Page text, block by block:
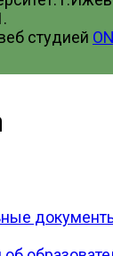
студией